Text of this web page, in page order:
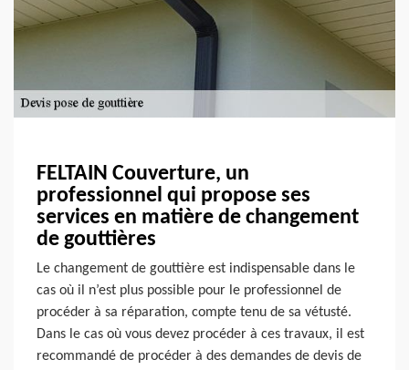
FELTAIN Couverture, un
professionnel qui propose ses
services en matière de changement
de gouttières
Le changement de gouttière est indispensable dans le
cas où il n’est plus possible pour le professionnel de
procéder à sa réparation, compte tenu de sa vétusté.
Dans le cas où vous devez procéder à ces travaux, il est
recommandé de procéder à des demandes de devis de